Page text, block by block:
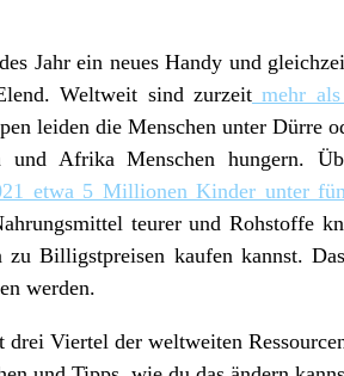
Jahr ein neues Handy und
Weltweit sind zurzeitmehr als
leiden die Menschen unter Dürre
Afrika Menschen hungern.
etwa 5 Millionen Kinder unter
teurer und Rohstoffe
zu Billigstpreisen kaufen kannst.
werden.
drei Viertel der weltweiten